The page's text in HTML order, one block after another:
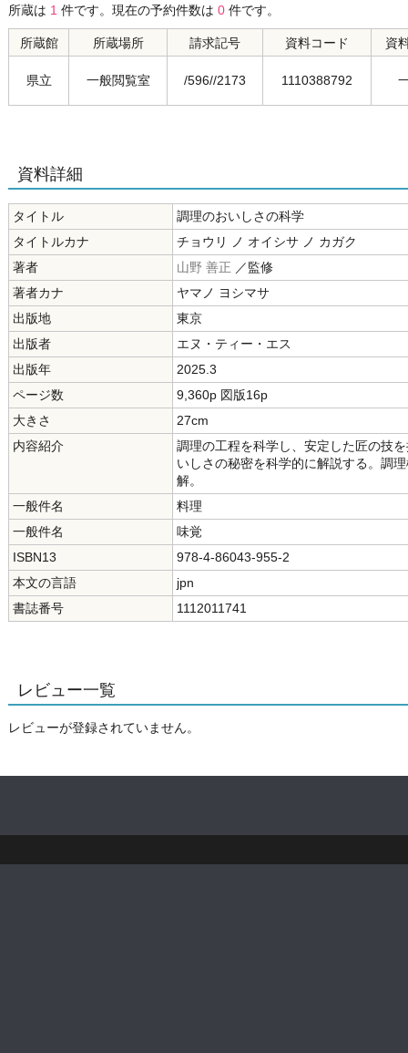
所蔵は 1 件です。現在の予約件数は 0 件です。
所蔵館 所蔵場所 請求記号 資料コード 資
県立 一般閲覧室 /596//2173 1110388792
資料詳細
タイトル
調理のおいしさの科学
タイトルカナ
チョウリ ノ オイシサ ノ カガク
著者
山野 善正 ／監修
著者カナ
ヤマノ ヨシマサ
出版地
東京
出版者
エヌ・ティー・エス
出版年
2025.3
ページ数
9,360p 図版16p
大きさ
27cm
内容紹介
調理の工程を科学し、安定した匠の技
いしさの秘密を科学的に解説する。調
解。
一般件名
料理
一般件名
味覚
ISBN13
978-4-86043-955-2
本文の言語
jpn
書誌番号
1112011741
レビュー一覧
レビューが登録されていません。